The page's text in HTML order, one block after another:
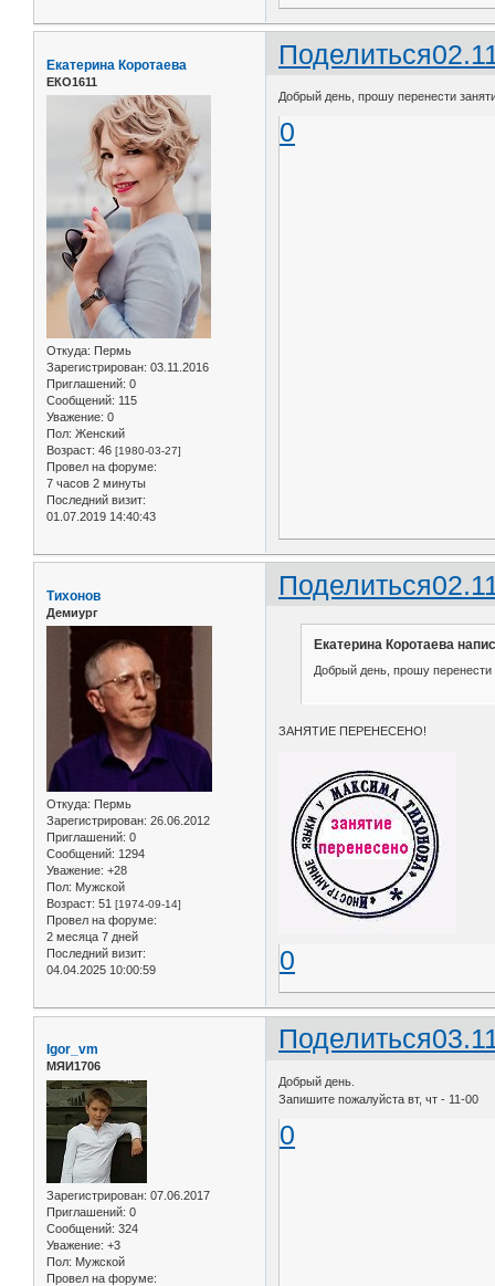
Поделиться
Екатерина Коротаева
ЕКО1611
Откуда: Пермь
Зарегистрирован: 03.11.2016
Приглашений: 0
Сообщений: 115
Уважение: 0
Пол: Женский
Возраст: 46 [1980-03-27]
Провел на форуме:
7 часов 2 минуты
Последний визит:
01.07.2019 14:40:43
Добрый день, прошу перенести
0
Поделиться
Тихонов
Демиург
Откуда: Пермь
Зарегистрирован: 26.06.2012
Приглашений: 0
Сообщений: 1294
Уважение: +28
Пол: Мужской
Возраст: 51 [1974-09-14]
Провел на форуме:
2 месяца 7 дней
Последний визит:
04.04.2025 10:00:59
Екатерина Коротаева
Добрый день, прошу перенести
ЗАНЯТИЕ ПЕРЕНЕСЕНО!
0
Поделиться
Igor_vm
МЯИ1706
Зарегистрирован: 07.06.2017
Приглашений: 0
Сообщений: 324
Уважение: +3
Пол: Мужской
Провел на форуме:
Добрый день.
Запишите пожалуйста вт, чт - 11-00
0